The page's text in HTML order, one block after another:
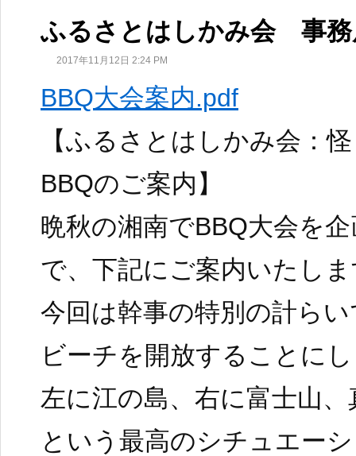
ふるさとはしかみ会 事務
2017年11月12日 2:24 PM
BBQ大会案内.pdf
【ふるさとはしかみ会：
BBQのご案内】
晩秋の湘南でBBQ大会を
で、下記にご案内いたし
今回は幹事の特別の計ら
ビーチを開放することに
左に江の島、右に富士山
という最高のシチュエー